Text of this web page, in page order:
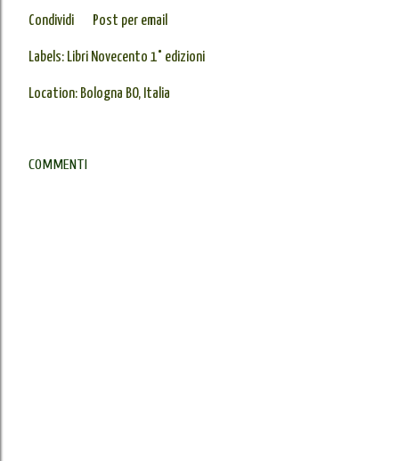
Condividi Post per email
Labels: Libri Novecento 1° edizioni
Location: Bologna BO, Italia
COMMENTI